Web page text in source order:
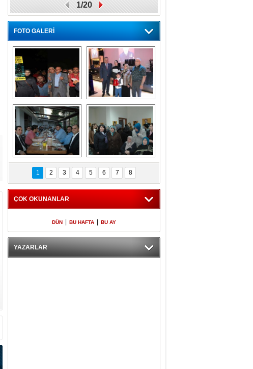
1/20
FOTO GALERİ
Gölbaşı GAZZE
İÇİN YÜRÜDÜ
Kaymakamlıktan
iftar yemeği
Kaymakamlıktan
iftar yemeği
NERGÜL
YILDIRIM SEÇİM
BÜROSUNU AÇTI
1 2 3 4 5 6 7 8
ÇOK OKUNANLAR
DÜN BU HAFTA BU AY
YAZARLAR